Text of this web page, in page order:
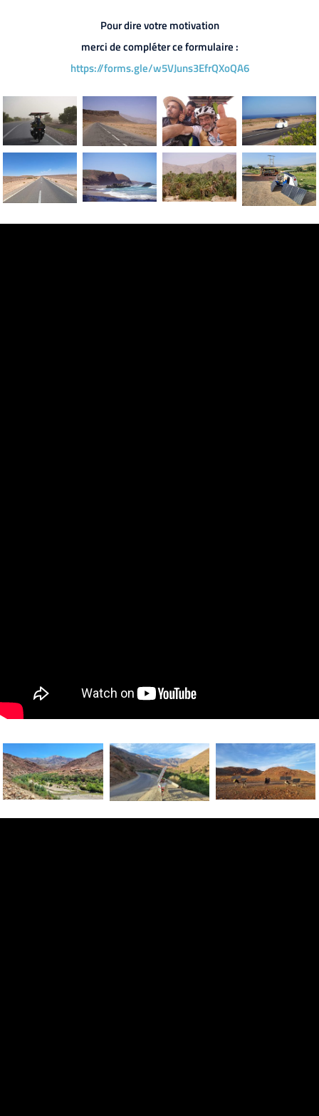
Pour dire votre motivation
merci de compléter ce formulaire :
https://forms.gle/w5VJuns3EfrQXoQA6